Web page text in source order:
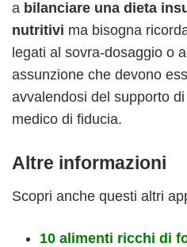
a bilanciare una dieta
nutritivi ma bisogna
legati al sovra-dosaggio o
assunzione che devono
avvalendosi del supporto
medico di fiducia.
Altre informazioni
Scopri anche questi altri
10 alimenti ricchi di